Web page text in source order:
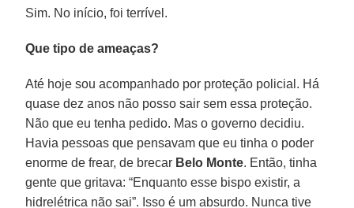
Sim. No início, foi terrível.
Que tipo de ameaças?
Até hoje sou acompanhado por proteção policial. Há
quase dez anos não posso sair sem essa proteção.
Não que eu tenha pedido. Mas o governo decidiu.
Havia pessoas que pensavam que eu tinha o poder
enorme de frear, de brecar Belo Monte. Então, tinha
gente que gritava: “Enquanto esse bispo existir, a
hidrelétrica não sai”. Isso é um absurdo. Nunca tive